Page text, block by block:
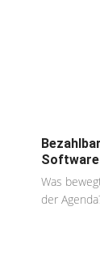
Software
Was
der